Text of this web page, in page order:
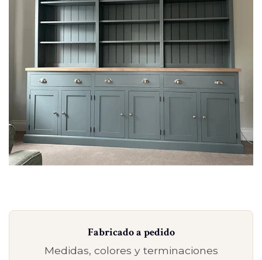
Fabricado a pedido
Medidas, colores y terminaciones